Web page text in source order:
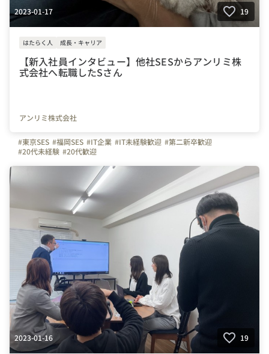
2023-01-17 19
はたらく人 成長・キャリア
【新入社員インタビュー】他社SESからアンリミ株
式会社へ転職したSさん
アンリミ株式会社
#東京SES #福岡SES #IT企業 #IT未経験歓迎 #第二新卒歓迎
#20代未経験 #20代歓迎
2023-01-16 19